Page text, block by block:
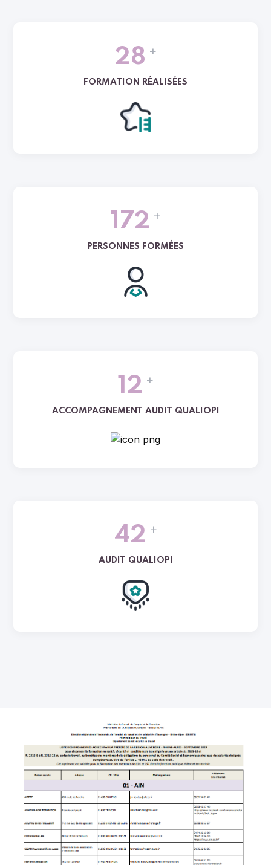
28 +
FORMATION RÉALISÉES
172 +
PERSONNES FORMÉES
12 +
ACCOMPAGNEMENT AUDIT QUALIOPI
42 +
AUDIT QUALIOPI